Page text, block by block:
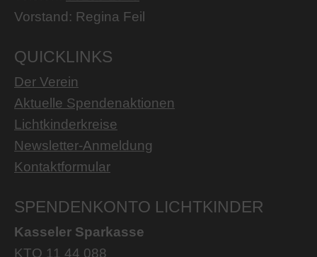
Vorstand: Regina Feil
QUICKLINKS
Der Verein
Aktuelle Spendenaktionen
Lichtkinderkreise
Newsletter-Anmeldung
Kontaktformular
SPENDENKONTO LICHTKINDER
Kasseler Sparkasse
KTO 11 44 088